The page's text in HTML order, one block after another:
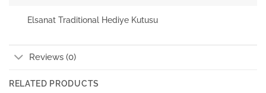
Elsanat Traditional Hediye Kutusu
Reviews (0)
RELATED PRODUCTS